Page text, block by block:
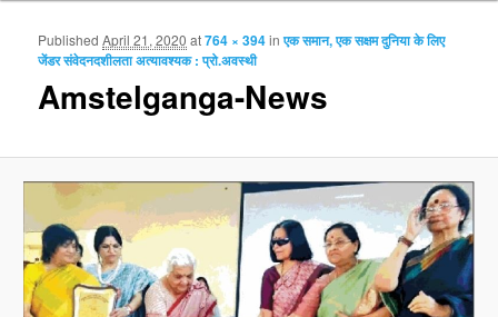
Amstelganga-News
PublishedApril 21, 2020 at764 × 394inएक समान, एक सक्षम दुनिया के लिए
जेंडर संवेदनदशीलता अत्यावश्यक : प्रो.अवस्थी